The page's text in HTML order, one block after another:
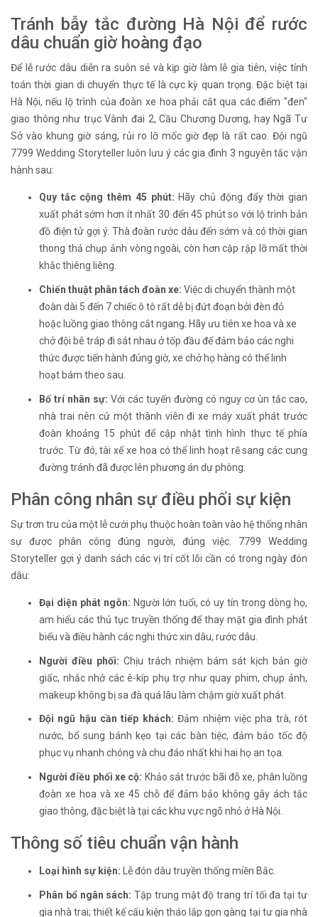
Tránh bẫy tắc đường Hà Nội để rước
dâu chuẩn giờ hoàng đạo
Để lễ rước dâu diễn ra suôn sẻ và kịp giờ làm lễ gia tiên, việc tính
toán thời gian di chuyển thực tế là cực kỳ quan trọng. Đặc biệt tại
Hà Nội, nếu lộ trình của đoàn xe hoa phải cắt qua các điểm "đen"
giao thông như trục Vành đai 2, Cầu Chương Dương, hay Ngã Tư
Sở vào khung giờ sáng, rủi ro lỡ mốc giờ đẹp là rất cao. Đội ngũ
7799 Wedding Storyteller luôn lưu ý các gia đình 3 nguyên tắc vận
hành sau:
Quy tắc cộng thêm 45 phút: Hãy chủ động đẩy thời gian
xuất phát sớm hơn ít nhất 30 đến 45 phút so với lộ trình bản
đồ điện tử gợi ý. Thà đoàn rước dâu đến sớm và có thời gian
thong thả chụp ảnh vòng ngoài, còn hơn cập rập lỡ mất thời
khắc thiêng liêng.
Chiến thuật phân tách đoàn xe: Việc di chuyển thành một
đoàn dài 5 đến 7 chiếc ô tô rất dễ bị đứt đoạn bởi đèn đỏ
hoặc luồng giao thông cắt ngang. Hãy ưu tiên xe hoa và xe
chở đội bê tráp đi sát nhau ở tốp đầu để đảm bảo các nghi
thức được tiến hành đúng giờ, xe chở họ hàng có thể linh
hoạt bám theo sau.
Bố trí nhân sự: Với các tuyến đường có nguy cơ ùn tắc cao,
nhà trai nên cử một thành viên đi xe máy xuất phát trước
đoàn khoảng 15 phút để cập nhật tình hình thực tế phía
trước. Từ đó, tài xế xe hoa có thể linh hoạt rẽ sang các cung
đường tránh đã được lên phương án dự phòng.
Phân công nhân sự điều phối sự kiện
Sự trơn tru của một lễ cưới phụ thuộc hoàn toàn vào hệ thống nhân
sự được phân công đúng người, đúng việc. 7799 Wedding
Storyteller gợi ý danh sách các vị trí cốt lõi cần có trong ngày đón
dâu:
Đại diện phát ngôn: Người lớn tuổi, có uy tín trong dòng họ,
am hiểu các thủ tục truyền thống để thay mặt gia đình phát
biểu và điều hành các nghi thức xin dâu, rước dâu.
Người điều phối: Chịu trách nhiệm bám sát kịch bản giờ
giấc, nhắc nhở các ê-kíp phụ trợ như quay phim, chụp ảnh,
makeup không bị sa đà quá lâu làm chậm giờ xuất phát.
Đội ngũ hậu cần tiếp khách: Đảm nhiệm việc pha trà, rót
nước, bổ sung bánh kẹo tại các bàn tiệc, đảm bảo tốc độ
phục vụ nhanh chóng và chu đáo nhất khi hai họ an tọa.
Người điều phối xe cộ: Khảo sát trước bãi đỗ xe, phân luồng
đoàn xe hoa và xe 45 chỗ để đảm bảo không gây ách tắc
giao thông, đặc biệt là tại các khu vực ngõ nhỏ ở Hà Nội.
Thông số tiêu chuẩn vận hành
Loại hình sự kiện: Lễ đón dâu truyền thống miền Bắc.
Phân bổ ngân sách: Tập trung mật độ trang trí tối đa tại tư
gia nhà trai; thiết kế cấu kiện tháo lắp gọn gàng tại tư gia nhà